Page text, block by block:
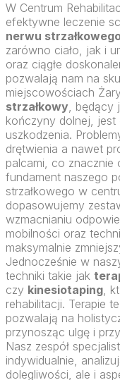
W Centrum
efektywne leczenie
nerwu
zarówno ciało, jak i
oraz ciągłe
pozwalają nam na
miejscowościach
strzałkowy, będący
kończyny dolnej,
uszkodzenia.
drętwienia a nawet
palcami, co znacznie
fundament naszego
strzałkowego w
dopasowujemy
wzmacnianiu
mobilności oraz
maksymalnie
Jednocześnie w
techniki takie jak
czy kinesiotaping,
rehabilitacji. Terapie
pozwalają na
przynosząc ulgę i
Nasz zespół
indywidualnie,
dolegliwości, ale i